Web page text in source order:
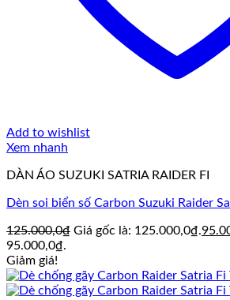
Add to wishlist
Xem nhanh
DÀN ÁO SUZUKI SATRIA RAIDER FI
Dèn soi biển số Carbon Suzuki Raider
125.000,0₫ Giá gốc là: 125.000,0₫.
95.000,0₫.
Giảm giá!